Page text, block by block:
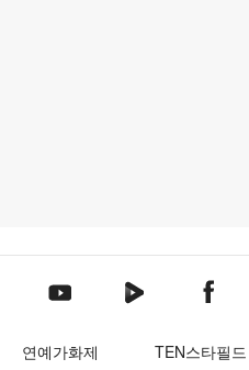
텐아시아 유튜브텐아시아 네이버TV
텐아
연예가화제 TEN스타필드